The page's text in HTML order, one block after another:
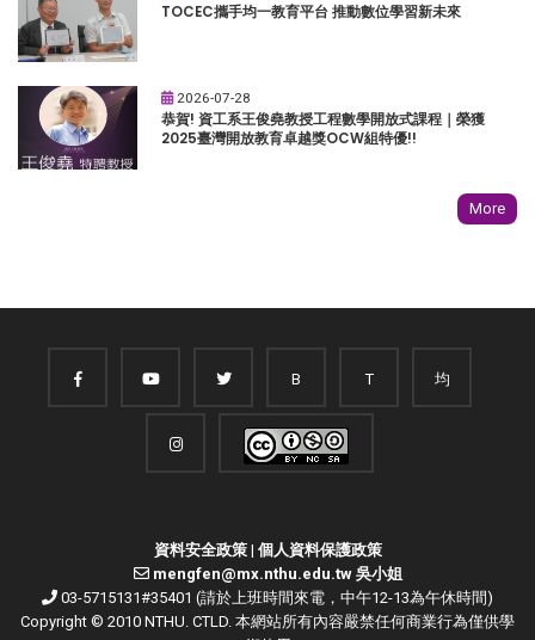
TOCEC攜手均一教育平台 推動數位學習新未來
2026-07-28
恭賀! 資工系王俊堯教授工程數學開放式課程｜榮獲
2025臺灣開放教育卓越獎OCW組特優!!
More
B T 均
資料安全政策| 個人資料保護政策
mengfen@mx.nthu.edu.tw 吳小姐
03-5715131#35401 (請於上班時間來電，中午12-13為午休時間)
Copyright © 2010 NTHU. CTLD. 本網站所有內容嚴禁任何商業行為僅供學